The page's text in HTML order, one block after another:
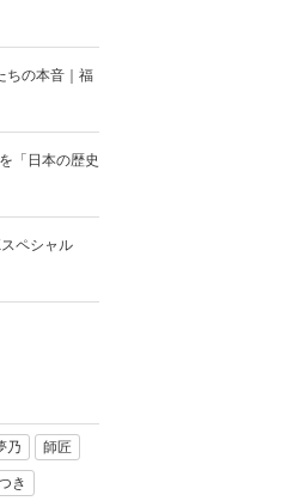
ちの本音｜福
「日本の歴史
ペシャル
乃 師匠
き